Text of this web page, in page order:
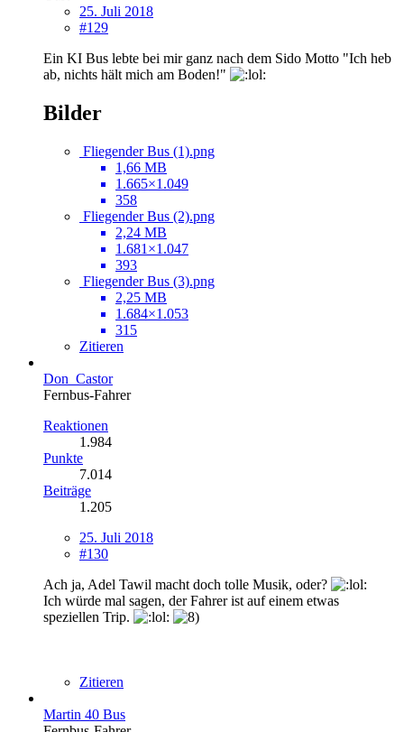
25. Juli 2018
#129
Ein KI Bus lebte bei mir ganz nach dem Sido Motto "Ich heb
ab, nichts hält mich am Boden!"
Bilder
Fliegender Bus (1).png
1,66 MB
1.665×1.049
358
Fliegender Bus (2).png
2,24 MB
1.681×1.047
393
Fliegender Bus (3).png
2,25 MB
1.684×1.053
315
Zitieren
Don_Castor
Fernbus-Fahrer
Reaktionen
1.984
Punkte
7.014
Beiträge
1.205
25. Juli 2018
#130
Ach ja, Adel Tawil macht doch tolle Musik, oder?
Ich würde mal sagen, der Fahrer ist auf einem etwas
speziellen Trip.
Zitieren
Martin 40 Bus